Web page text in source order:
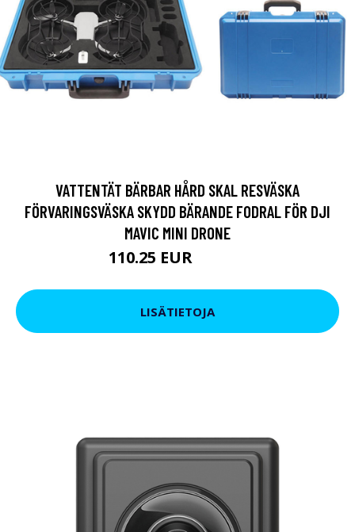
VATTENTÄT BÄRBAR HÅRD SKAL RESVÄSKA
FÖRVARINGSVÄSKA SKYDD BÄRANDE FODRAL FÖR DJI
MAVIC MINI DRONE
110.25 EUR
LISÄTIETOJA